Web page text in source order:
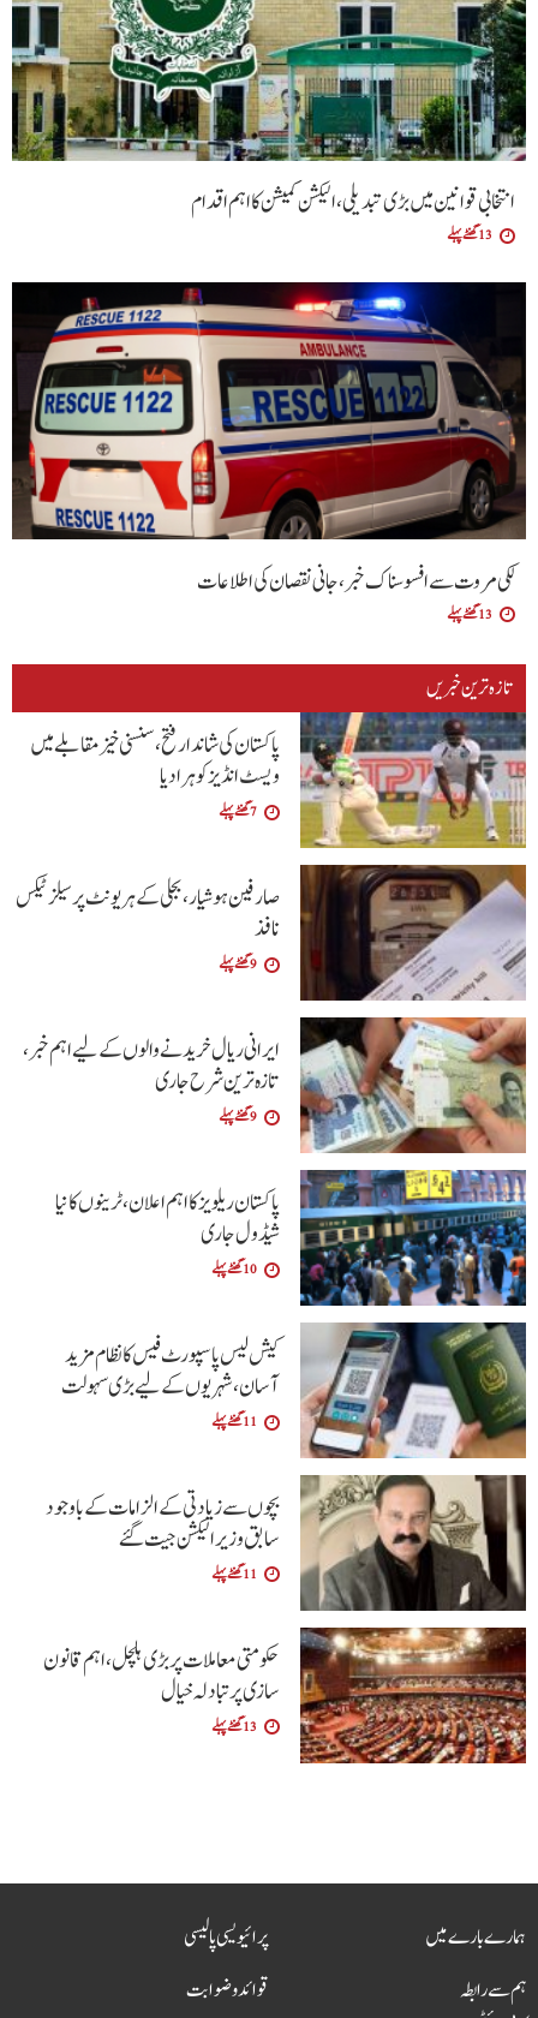
انتخابی قوانین میں بڑی تبدیلی، الیکشن کمیشن کا اہم اقدام
13 گھنٹے پہلے
لکی مروت سے افسوسناک خبر، جانی نقصان کی اطلاعات
13 گھنٹے پہلے
تازہ ترین خبریں
پاکستان کی شاندار فتح،سنسنی خیز مقابلے میں
ویسٹ انڈیز کو ہرا دیا
7 گھنٹے پہلے
صارفین ہوشیار، بجلی کے ہر یونٹ پر سیلز ٹیکس
نافذ
9 گھنٹے پہلے
ایرانی ریال خریدنے والوں کے لیے اہم خبر،
تازہ ترین شرح جاری
9 گھنٹے پہلے
پاکستان ریلویز کا اہم اعلان، ٹرینوں کا نیا
شیڈول جاری
10 گھنٹے پہلے
کیش لیس پاسپورٹ فیس کا نظام مزید
آسان،شہریوں کے لیے بڑی سہولت
11 گھنٹے پہلے
بچوں سے زیادتی کے الزامات کے باوجود
سابق وزیر الیکشن جیت گئے
11 گھنٹے پہلے
حکومتی معاملات پر بڑی ہلچل ،اہم قانون
سازی پر تبادلہ خیال
13 گھنٹے پہلے
ہمارے بارے میں
ہم سے رابطہ
پرائیویسی پالیسی
قوائد و ضوابت